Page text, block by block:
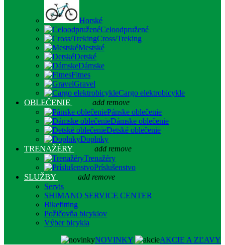
Horské
Celoodpružené
Cross/Treking
Mestské
Detské
Dámske
Fitnes
Gravel
Cargo elektrobicykle
OBLEČENIE add remove
Pánske oblečenie
Dámske oblečenie
Detské oblečenie
Doplnky
TRENAŽÉRY add remove
Trenažéry
Príslušenstvo
SLUŽBY add remove
Servis
SHIMANO SERVICE CENTER
Bikefitting
Požičovňa bicyklov
Výber bicykla
NOVINKY
AKCIE A ZĽAVY